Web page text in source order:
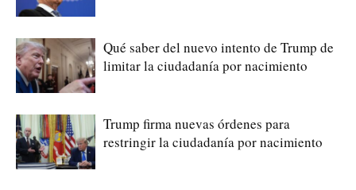
Qué saber del nuevo intento de Trump de
limitar la ciudadanía por nacimiento
Trump firma nuevas órdenes para
restringir la ciudadanía por nacimiento